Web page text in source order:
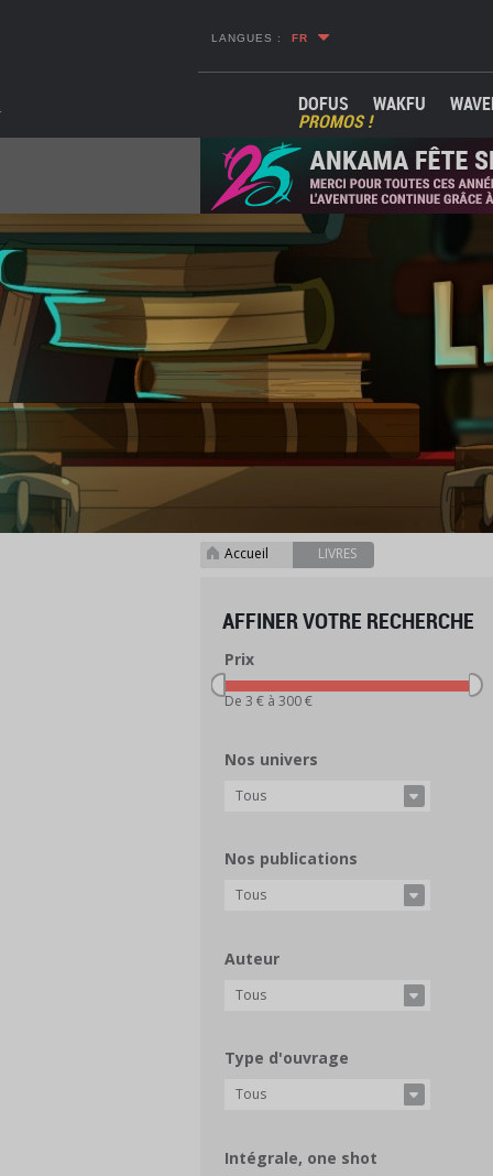
LANGUES : FR
DOFUS WAKFU
PROMOS !
Accueil LIVRES
AFFINER VOTRE RECHERCHE
Prix
De 3 € à 300 €
Nos univers
Tous
Nos publications
Tous
Auteur
Tous
Type d'ouvrage
Tous
Intégrale, one shot